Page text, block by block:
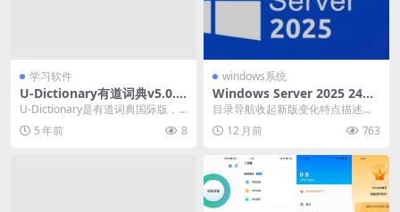
学习软件
U-Dictionary有道词典v5.0.1
7去广告国际版
U-Dictionary是有道词典国际版，
是一款免费的英语词典和翻译软
件，随时随...
5 年前 8
windows系统
Windows Server 2025 24H2
(26100.4946)
目录导航收起新版变化特点描述下
载地址目录导航收起新版变化特点
描述下载地址Wind...
12 月前 763